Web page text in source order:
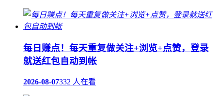
每日赚点！每天重复做关注+浏览+点赞，登录
就送红包自动到帐
2026-08-07332 人在看